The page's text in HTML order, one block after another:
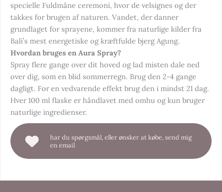
specielle Fuldmåne ceremoni, hvor de velsignes og der
takkes for brugen af naturen. Vandet, der danner
grundlaget for sprayene, kommer fra naturlige kilder fra
Bali’s mest energetiske og kræftfulde bjerg Agung.
Hvordan bruges en Aura Spray?
Spray flere gange over dit hoved og lad misten dale ned
over dig, som en blid sommerregn. Brug den 2-4 gange
dagligt. For en vedvarende effekt brug den i mindst 21 dag.
Hver 100 ml flaske er håndlavet med omhu og kun bruger
naturlige ingredienser.
har du spørgsmål, eller ønsker at købe, send mig
en email